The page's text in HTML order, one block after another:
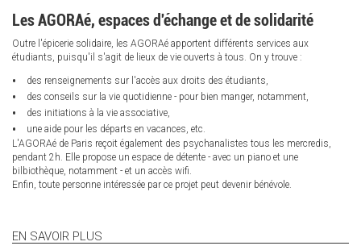
Les AGORAé, espaces d'échange et de solidarité
Outre l'épicerie solidaire, les AGORAé apportent différents services aux
étudiants, puisqu'il s'agit de lieux de vie ouverts à tous. On y trouve :
des renseignements sur l'accès aux droits des étudiants,
des conseils sur la vie quotidienne - pour bien manger, notamment,
des initiations à la vie associative,
une aide pour les départs en vacances, etc.
L'AGORAé de Paris reçoit également des psychanalistes tous les mercredis,
pendant 2h. Elle propose un espace de détente - avec un piano et une
bilbiothèque, notamment - et un accès wifi.
Enfin, toute personne intéressée par ce projet peut devenir bénévole.
EN SAVOIR PLUS